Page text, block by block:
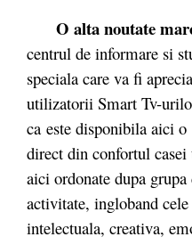
O alta noutate
centrul de informare si
speciala care va fi
utilizatorii Smart Tv-
ca este disponibila aici
direct din confortul
aici ordonate dupa
activitate, ingloband
intelectuala, creativa,